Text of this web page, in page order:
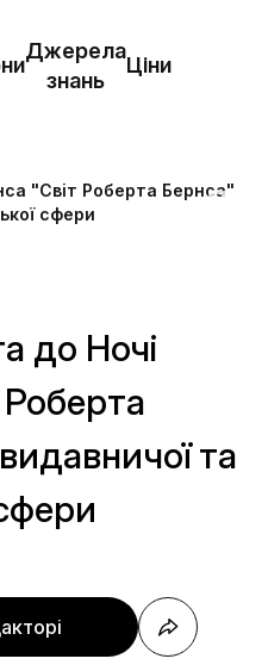
Джерела
знань
Ціни
"Світ Роберта Бернса"
сфери
до Ночі
та